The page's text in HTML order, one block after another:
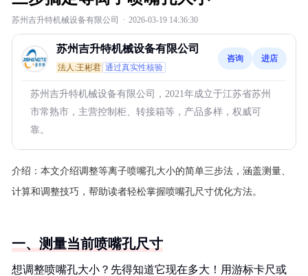
苏州吉升特机械设备有限公司 · 2026-03-19 14:36:30
苏州吉升特机械设备有限公司
法人:王彬君 通过真实性核验
咨询 进店
苏州吉升特机械设备有限公司，2021年成立于江苏省苏州
市常熟市，主营控制柜、转接箱等，产品多样，权威可
靠。
介绍： 本文介绍调整等离子喷嘴孔大小的简单三步法，涵盖测量、
计算和调整技巧，帮助读者轻松掌握喷嘴孔尺寸优化方法。
一、测量当前喷嘴孔尺寸
想调整喷嘴孔大小？先得知道它现在多大！用游标卡尺或